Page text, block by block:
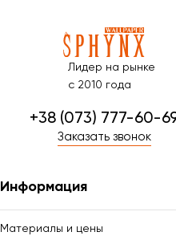
Лидер на рынке
с 2010 года
+38 (073) 777-60-
Заказать звонок
Информация
Материалы и цены